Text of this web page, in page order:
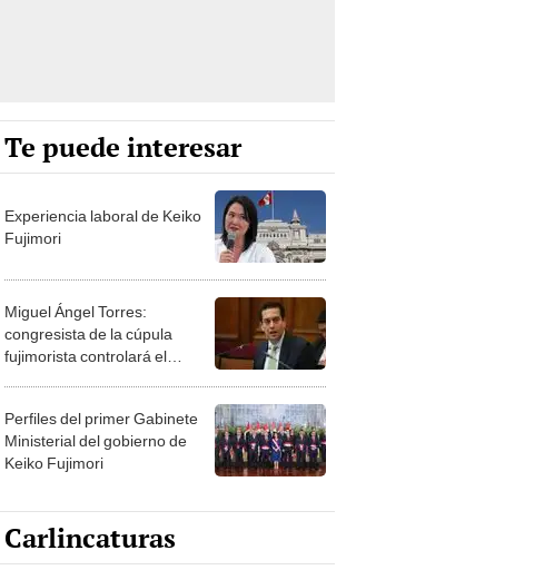
Te puede interesar
Experiencia laboral de Keiko
Fujimori
Miguel Ángel Torres:
congresista de la cúpula
fujimorista controlará el
Perfiles del primer Gabinete
Ministerial del gobierno de
Keiko Fujimori
Carlincaturas